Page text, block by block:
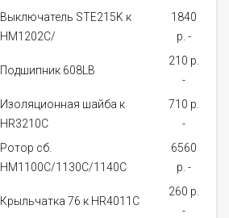
Выключатель STE215K к
HM1202C/
1840
p. -
Подшипник 608LB
210 p.
-
Изоляционная шайба к
HR3210C
710 p.
-
Pотор сб.
HM1100C/1130C/1140C
6560
p. -
Крыльчатка 76 к HR4011C
260 p.
-